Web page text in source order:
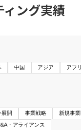
ィング実績
中国 アジア アフ
展開 事業戦略
新規事
・アライアンス